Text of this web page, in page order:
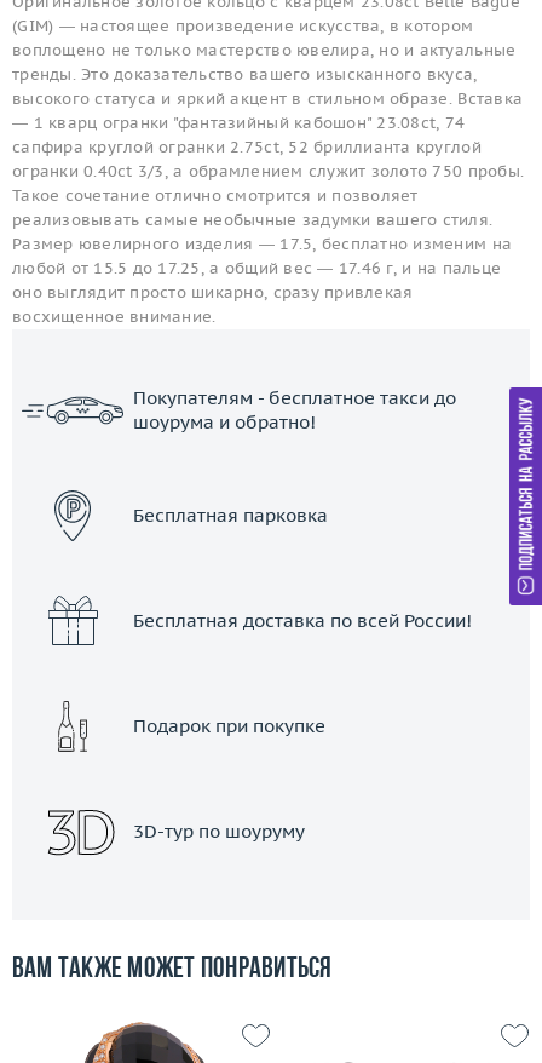
(GIM) — настоящее произведение искусства, в котором
воплощено не только мастерство ювелира, но и актуальные
тренды. Это доказательство вашего изысканного вкуса,
высокого статуса и яркий акцент в стильном образе. Вставка
— 1 кварц огранки "фантазийный кабошон" 23.08ct, 74
сапфира круглой огранки 2.75ct, 52 бриллианта круглой
огранки 0.40ct 3/3, а обрамлением служит золото 750 пробы.
Такое сочетание отлично смотрится и позволяет
реализовывать самые необычные задумки вашего стиля.
Размер ювелирного изделия — 17.5, бесплатно изменим на
любой от 15.5 до 17.25, а общий вес — 17.46 г, и на пальце
оно выглядит просто шикарно, сразу привлекая
восхищенное внимание.
Покупателям - бесплатное такси до
шоурума и обратно!
Бесплатная парковка
Бесплатная доставка по всей России!
Подарок при покупке
3D-тур по шоуруму
Вам также может понравиться